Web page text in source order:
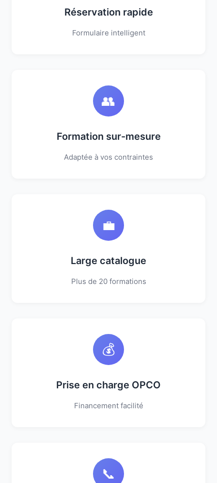
Réservation rapide
Formulaire intelligent
👥
Formation sur-mesure
Adaptée à vos contraintes
💼
Large catalogue
Plus de 20 formations
💰
Prise en charge OPCO
Financement facilité
📞